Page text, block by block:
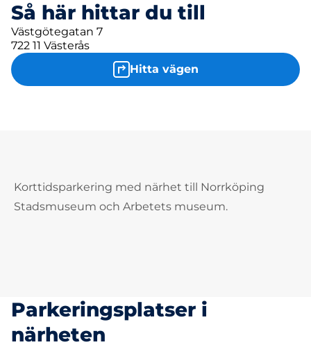
Så här hittar du till
Västgötegatan 7
722 11 Västerås
Hitta vägen
Korttidsparkering med närhet till Norrköping
Stadsmuseum och Arbetets museum.
Parkeringsplatser i
närheten